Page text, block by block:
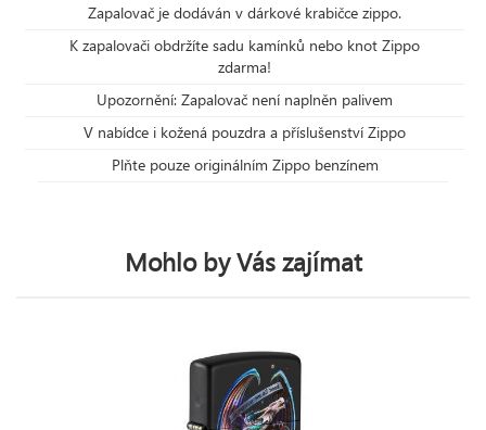
Zapalovač je dodáván v dárkové krabičce zippo.
K zapalovači obdržíte sadu kamínků nebo knot Zippo
zdarma!
Upozornění: Zapalovač není naplněn palivem
V nabídce i kožená pouzdra a příslušenství Zippo
Plňte pouze originálním Zippo benzínem
Mohlo by Vás zajímat